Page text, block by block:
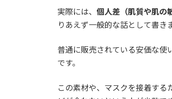
実際には、 個人差（肌質や肌の
りあえず一般的な話として書きま
普通に販売されている安価な使
です。
この素材や、マスクを接着す